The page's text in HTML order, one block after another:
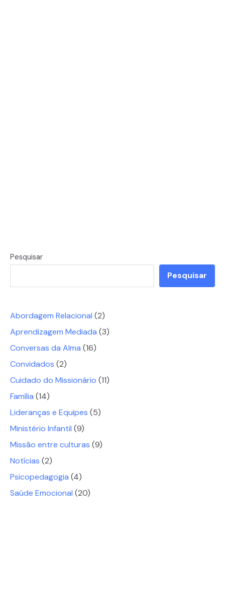
Pesquisar
Pesquisar
Abordagem Relacional (2)
Aprendizagem Mediada (3)
Conversas da Alma (16)
Convidados (2)
Cuidado do Missionário (11)
Família (14)
Lideranças e Equipes (5)
Ministério Infantil (9)
Missão entre culturas (9)
Notícias (2)
Psicopedagogia (4)
Saúde Emocional (20)